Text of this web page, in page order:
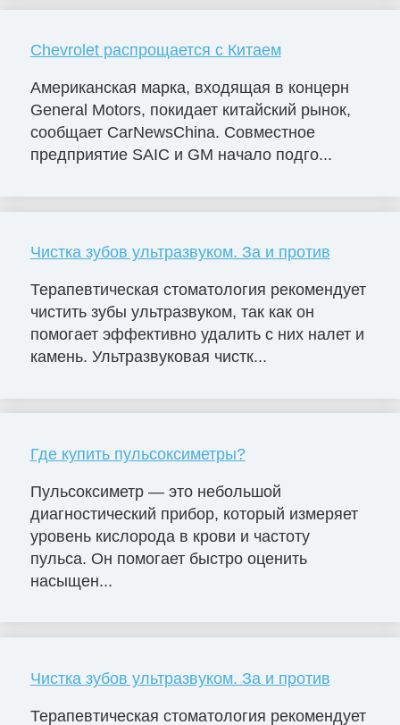
Chevrolet распрощается с Китаем
Американская марка, входящая в концерн
General Motors, покидает китайский рынок,
сообщает CarNewsChina. Совместное
предприятие SAIC и GM начало подго...
Чистка зубов ультразвуком. За и против
Терапевтическая стоматология рекомендует
чистить зубы ультразвуком, так как он
помогает эффективно удалить с них налет и
камень. Ультразвуковая чистк...
Где купить пульсоксиметры?
Пульсоксиметр — это небольшой
диагностический прибор, который измеряет
уровень кислорода в крови и частоту
пульса. Он помогает быстро оценить
насыщен...
Чистка зубов ультразвуком. За и против
Терапевтическая стоматология рекомендует